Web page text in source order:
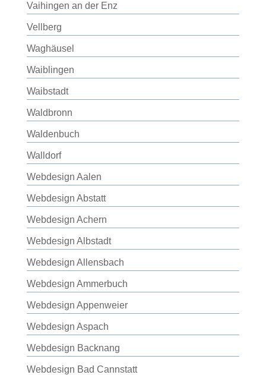
Vaihingen an der Enz
Vellberg
Waghäusel
Waiblingen
Waibstadt
Waldbronn
Waldenbuch
Walldorf
Webdesign Aalen
Webdesign Abstatt
Webdesign Achern
Webdesign Albstadt
Webdesign Allensbach
Webdesign Ammerbuch
Webdesign Appenweier
Webdesign Aspach
Webdesign Backnang
Webdesign Bad Cannstatt